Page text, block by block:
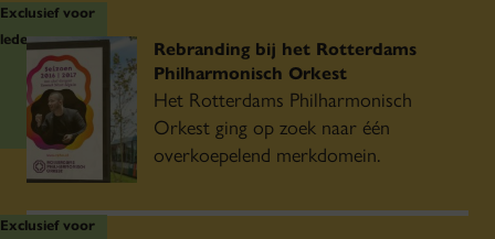
Exclusief voor
leden
Rebranding bij het Rotterdams
Philharmonisch Orkest
Het Rotterdams Philharmonisch
Orkest ging op zoek naar één
overkoepelend merkdomein.
Exclusief voor